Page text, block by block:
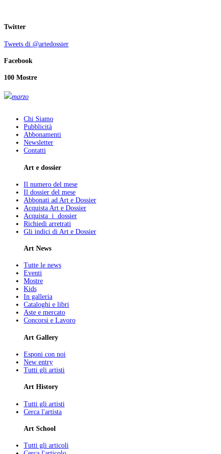
Twitter
Tweets di @artedossier
Facebook
100 Mostre
marzo
Chi Siamo
Pubblicità
Abbonamenti
Newsletter
Contatti
Art e dossier
Il numero del mese
Il dossier del mese
Abbonati ad Art e Dossier
Acquista Art e Dossier
Acquista i dossier
Richiedi arretrati
Gli indici di Art e Dossier
Art News
Tutte le news
Eventi
Mostre
Kids
In galleria
Cataloghi e libri
Aste e mercato
Concorsi e Lavoro
Art Gallery
Esponi con noi
New entry
Tutti gli artisti
Art History
Tutti gli artisti
Cerca l'artista
Art School
Tutti gli articoli